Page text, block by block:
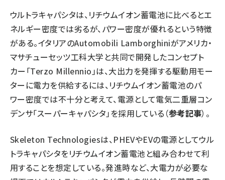
ウルトラキャパシタは、リチウムイオン蓄電池に比べるとエ
ネルギー密度では劣るが、パワー密度が優れるという特徴
がある。イタリアのAutomobili Lamborghiniがアメリカ・
マサチューセッツ工科大学と共同で開発したコンセプト
カー「Terzo Millennio」は、大出力を発揮する駆動用モー
ターに電力を供給するには、リチウムイオン蓄電池のパ
ワー密度では不十分と考えて、電源として電気二重層コン
デンサ「スーパーキャパシタ」を採用している（参考記事）。
Skeleton Technologiesは、PHEVやEVの電源としてウル
トラキャパシタをリチウムイオン蓄電池と組み合わせて利
用することを想定している。発進時など、大電力が必要な